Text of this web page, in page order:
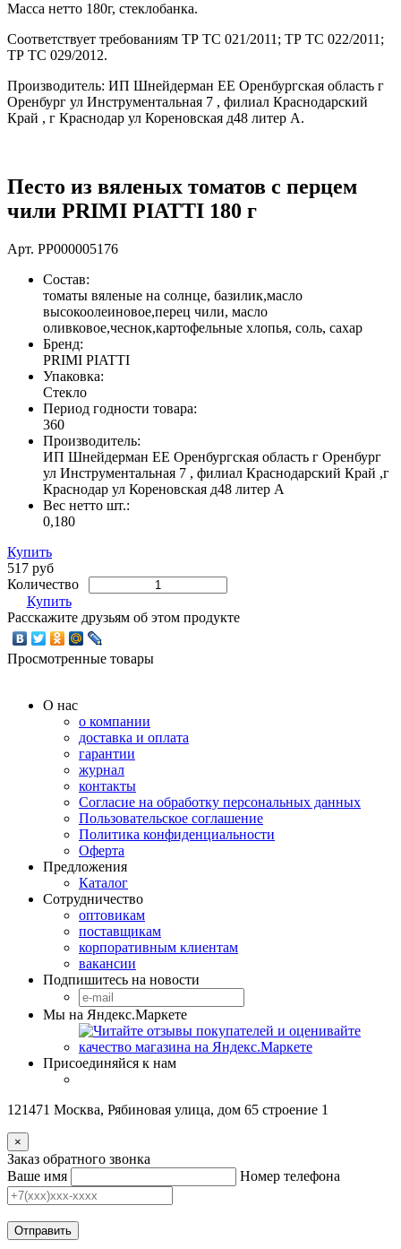
Масса нетто 180г, стеклобанка.
Соответствует требованиям ТР ТС 021/2011; ТР ТС 022/2011;
ТР ТС 029/2012.
Производитель: ИП Шнейдерман ЕЕ Оренбургская область г
Оренбург ул Инструментальная 7 , филиал Краснодарский
Край , г Краснодар ул Кореновская д48 литер А.
Песто из вяленых томатов с перцем
чили PRIMI PIATTI 180 г
Арт. PP000005176
Состав:
томаты вяленые на солнце, базилик,масло
высокоолеиновое,перец чили, масло
оливковое,чеснок,картофельные хлопья, соль, сахар
Бренд:
PRIMI PIATTI
Упаковка:
Стекло
Период годности товара:
360
Производитель:
ИП Шнейдерман ЕЕ Оренбургская область г Оренбург
ул Инструментальная 7 , филиал Краснодарский Край ,г
Краснодар ул Кореновская д48 литер А
Вес нетто шт.:
0,180
Купить
517 руб
Количество
Купить
Расскажите друзьям об этом продукте
Просмотренные товары
О нас
о компании
доставка и оплата
гарантии
журнал
контакты
Согласие на обработку персональных данных
Пользовательское соглашение
Политика конфиденциальности
Оферта
Предложения
Каталог
Сотрудничество
оптовикам
поставщикам
корпоративным клиентам
вакансии
Подпишитесь на новости
Мы на Яндекс.Маркете
Присоединяйся к нам
121471 Москва, Рябиновая улица, дом 65 строение 1
×
Заказ обратного звонка
Ваше имя
Номер телефона
Отправить